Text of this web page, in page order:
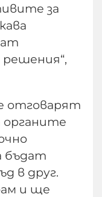
за
отговарят
органите
бъдат
в друг.
и ще